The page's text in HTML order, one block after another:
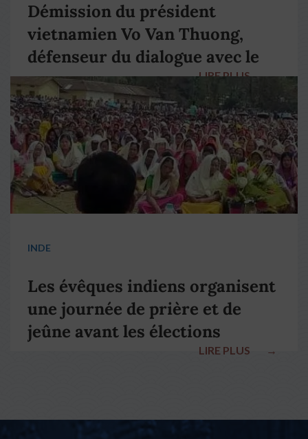
Démission du président
vietnamien Vo Van Thuong,
défenseur du dialogue avec le
pape François
LIRE PLUS →
INDE
Les évêques indiens organisent
une journée de prière et de
jeûne avant les élections
LIRE PLUS →